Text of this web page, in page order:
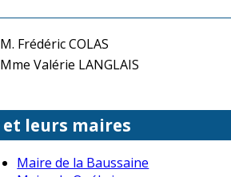
M. Frédéric COLAS
Mme Valérie LANGLAIS
leurs maires
Maire de la Baussaine